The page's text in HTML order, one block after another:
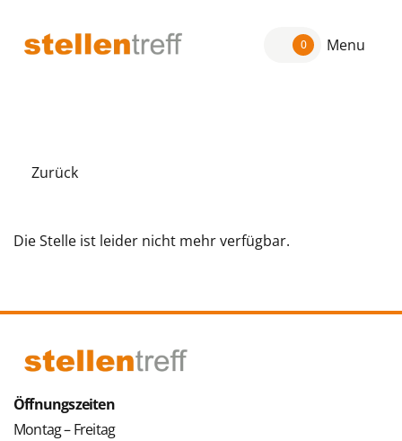
0 Menu
Zurück
Die Stelle ist leider nicht mehr verfügbar.
Öffnungszeiten
Montag – Freitag